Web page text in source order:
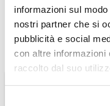
informazioni sul
nostri partner che si
pubblicità e social
con altre informazioni
raccolto dal suo
Scopri il Tour »